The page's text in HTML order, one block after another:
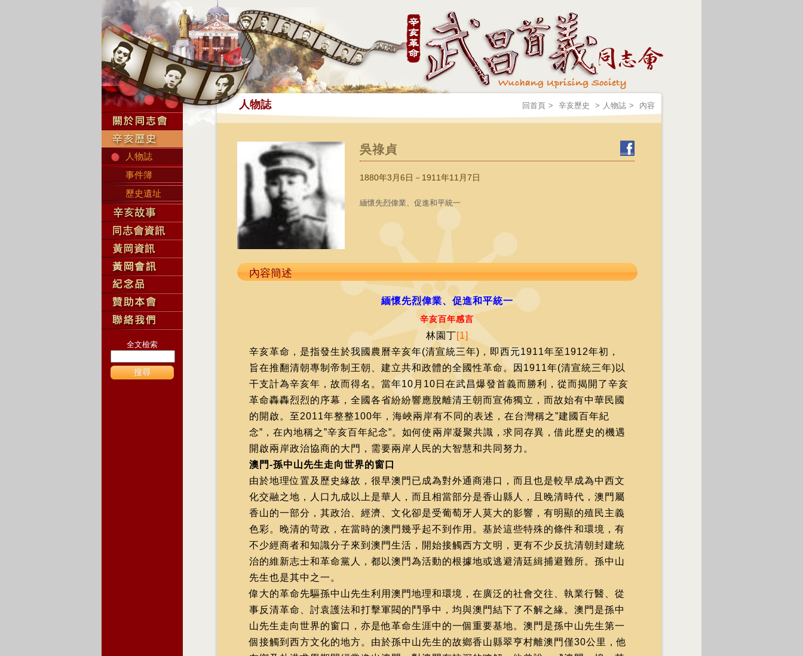
人物誌
事件簿
歷史遺址
全文檢索
搜尋
人物誌 回首頁 > 辛亥歷史 > 人物誌 > 內容
吳祿貞
1880年3月6日－1911年11月7日
緬懷先烈偉業、促進和平統一
內容簡述
緬懷先烈偉業、促進和平統一
辛亥百年感言
林園丁[1]
辛亥革命，是指發生於我國農曆辛亥年(清宣統三年)，即西元1911年至1912年初，
旨在推翻清朝專制帝制王朝、建立共和政體的全國性革命。因1911年(清宣統三年)以
干支計為辛亥年，故而得名。當年10月10日在武昌爆發首義而勝利，從而揭開了辛亥
革命轟轟烈烈的序幕，全國各省紛紛響應脫離清王朝而宣佈獨立，而故始有中華民國
的開啟。至2011年整整100年，海峽兩岸有不同的表述，在台灣稱之”建國百年紀
念”，在內地稱之”辛亥百年紀念”。如何使兩岸凝聚共識，求同存異，借此歷史的機遇
開啟兩岸政治協商的大門，需要兩岸人民的大智慧和共同努力。
澳門-孫中山先生走向世界的窗口
由於地理位置及歷史緣故，很早澳門已成為對外通商港口，而且也是較早成為中西文
化交融之地，人口九成以上是華人，而且相當部分是香山縣人，且晚清時代，澳門屬
香山的一部分，其政治、經濟、文化卻是受葡萄牙人莫大的影響，有明顯的殖民主義
色彩。晚清的苛政，在當時的澳門幾乎起不到作用。基於這些特殊的條件和環境，有
不少經商者和知識分子來到澳門生活，開始接觸西方文明，更有不少反抗清朝封建統
治的維新志士和革命黨人，都以澳門為活動的根據地或逃避清廷緝捕避難所。孫中山
先生也是其中之一。
偉大的革命先驅孫中山先生利用澳門地理和環境，在廣泛的社會交往、執業行醫、從
事反清革命、討袁護法和打擊軍閥的鬥爭中，均與澳門結下了不解之緣。澳門是孫中
山先生走向世界的窗口，亦是他革命生涯中的一個重要基地。澳門是孫中山先生第一
個接觸到西方文化的地方。由於孫中山先生的故鄉香山縣翠亨村離澳門僅30公里，他